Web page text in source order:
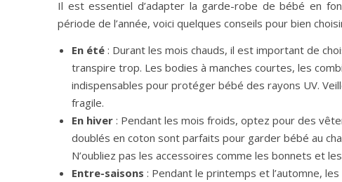
Il est essentiel d’adapter la garde-robe de bébé en
période de l’année, voici quelques conseils pour bien
En été : Durant les mois chauds, il est important de
transpire trop. Les bodies à manches courtes, les
indispensables pour protéger bébé des rayons UV.
fragile.
En hiver : Pendant les mois froids, optez pour des
doublés en coton sont parfaits pour garder bébé au
N’oubliez pas les accessoires comme les bonnets et
Entre-saisons : Pendant le printemps et l’automne,